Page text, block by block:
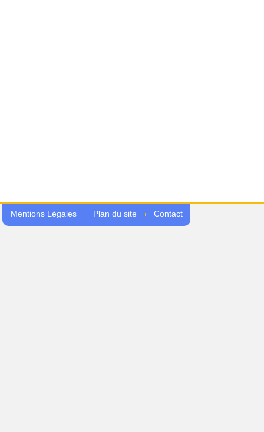
Mentions Légales Plan du site Contact